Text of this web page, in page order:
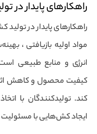
راهکارهای پایدار در
راهکارهای پایدار در
مواد اولیه بازیافتی ،
انرژی و منابع طبیعی
کیفیت محصول و کاهش
کند. تولید‌کنندگان با
ایجاد کش‌هایی با